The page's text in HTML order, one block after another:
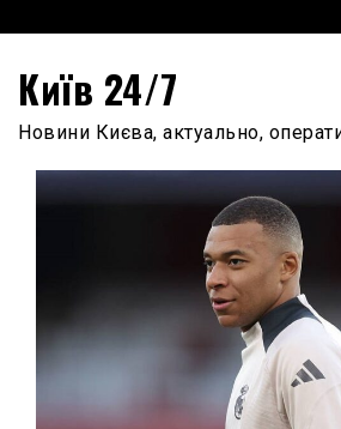
to
Київ 24/7
Новини Києва, актуально,